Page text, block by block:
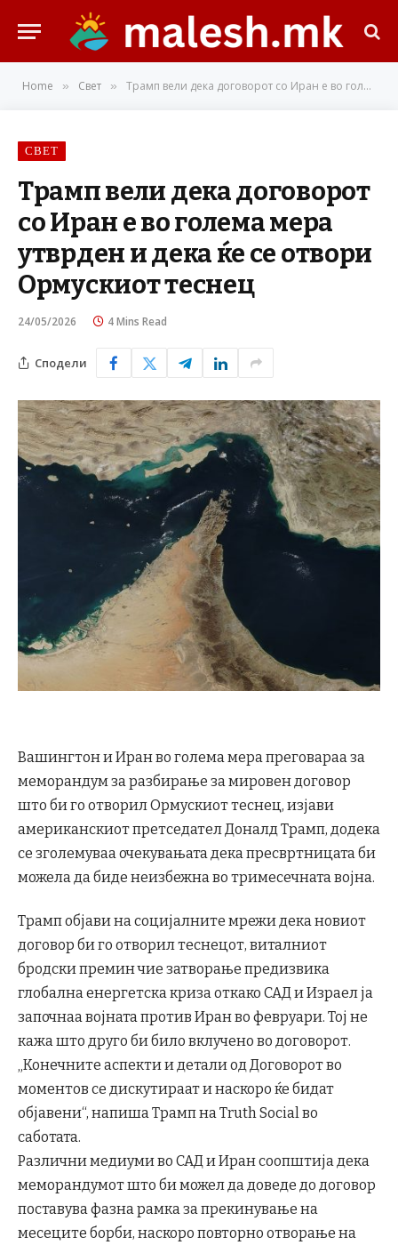
Home » Свет » Трамп вели дека договорот со Иран е во голема мера утврден и дека ќе се отвори Ормускиот теснец
СВЕТ
Трамп вели дека договорот
со Иран е во голема мера
утврден и дека ќе се отвори
Ормускиот теснец
24/05/2026 4 Mins Read
Сподели
Вашингтон и Иран во голема мера преговараа за
меморандум за разбирање за мировен договор
што би го отворил Ормускиот теснец, изјави
американскиот претседател Доналд Трамп, додека
се зголемуваа очекувањата дека пресвртницата би
можела да биде неизбежна во тримесечната војна.
Трамп објави на социјалните мрежи дека новиот
договор би го отворил теснецот, виталниот
бродски премин чие затворање предизвика
глобална енергетска криза откако САД и Израел ја
започнаа војната против Иран во февруари. Тој не
кажа што друго би било вклучено во договорот.
„Конечните аспекти и детали од Договорот во
моментов се дискутираат и наскоро ќе бидат
објавени“, напиша Трамп на Truth Social во
саботата.
Различни медиуми во САД и Иран соопштија дека
меморандумот што би можел да доведе до договор
поставува фазна рамка за прекинување на
месеците борби, наскоро повторно отворање на